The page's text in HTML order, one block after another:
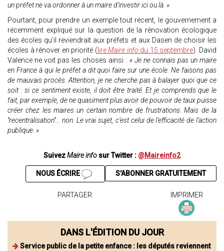
un préfet ne va ordonner à un maire d’investir ici ou là. »
Pourtant, pour prendre un exemple tout récent, le gouvernement a
récemment expliqué sur la question de la rénovation écologique
des écoles qu’il reviendrait aux préfets et aux Dasen de choisir les
écoles à rénover en priorité ( lireMaire info du 15 septembre). David
Valence ne voit pas les choses ainsi : « Je ne connais pas un maire
en France à qui le préfet a dit quoi faire sur une école. Ne faisons pas
de mauvais procès. Attention, je ne cherche pas à balayer quoi que ce
soit : si ce sentiment existe, il doit être traité. Et je comprends que le
fait, par exemple, de ne quasiment plus avoir de pouvoir de taux puisse
créer chez les maires un certain nombre de frustrations. Mais de la
‘’recentralisation’’… non. Le vrai sujet, c’est celui de l’efficacité de l’action
publique. »
SuivezMaire info sur Twitter : @Maireinfo2
S'ABONNER GRATUITEMENT
NOUS ÉCRIRE
PARTAGER IMPRIMER
DANS L'ÉDITION DU JOUR
Service public de la petite enfance : les députés reviennent